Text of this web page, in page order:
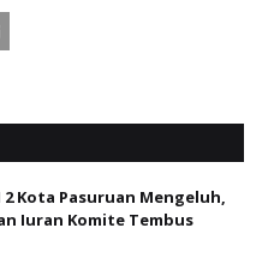
2 Kota Pasuruan Mengeluh,
Iuran Komite Tembus